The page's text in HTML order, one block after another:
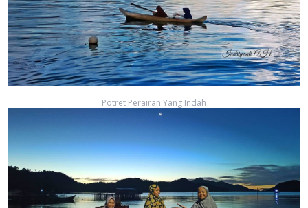
Potret Perairan Yang Indah